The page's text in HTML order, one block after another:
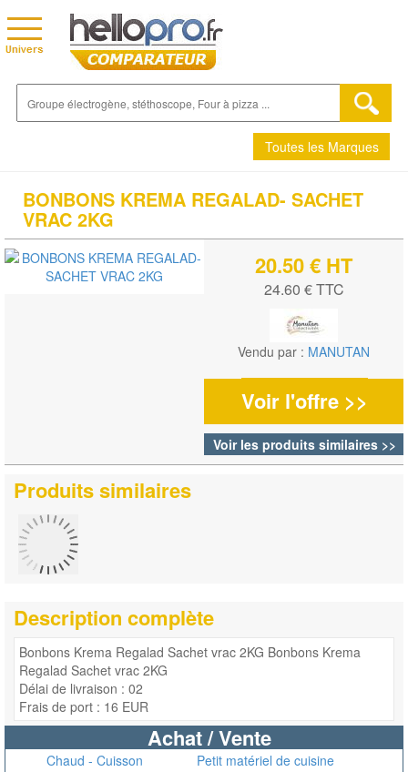
Toutes les Marques
BONBONS KREMA REGALAD- SACHET
VRAC 2KG
20.50 € HT
24.60 € TTC
Vendu par : MANUTAN
Voir l'offre >>
Voir les produits similaires >>
Produits similaires
Description complète
Bonbons Krema Regalad Sachet vrac 2KG Bonbons Krema
Regalad Sachet vrac 2KG
Délai de livraison : 02
Frais de port : 16 EUR
Achat / Vente
Chaud - Cuisson
Petit matériel de cuisine